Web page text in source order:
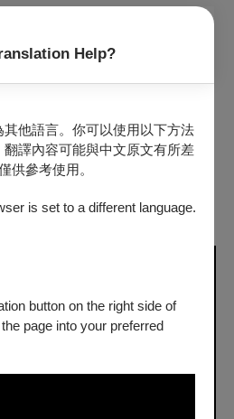
Help?
他語言。你可以使用以下方法
譯內容可能與中文原文有所差
供參考使用。
is set to a different language.
button on the right side of
page into your preferred
曲-阿米巴Amoeba》
撞擊所誕生的原始生命，即將展開
找到生命中最亮的那一道光，除了
扯鈴演出外，更多不同精彩的演出
，媲美百老匯音樂劇的演出創作，
回鄉民眾一個充滿驚奇和歡樂的藝